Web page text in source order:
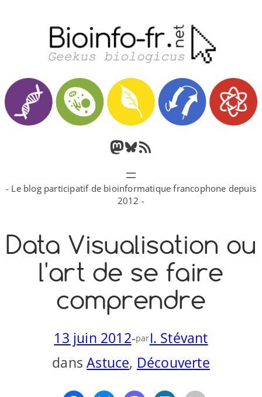
M
o
o
n
B
l
u
s
F
u
R
S
- Le blog participatif de bioinformatique francophone depuis
2012 -
Data Visualisation ou
l'art de se faire
comprendre
13 juin 2012-parI. Stévant
dansAstuce, Découverte